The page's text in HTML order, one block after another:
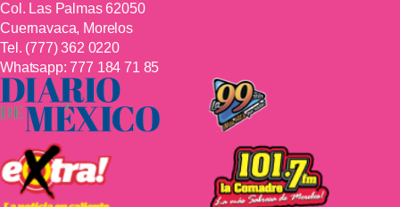
Col. Las Palmas 62050
Cuernavaca, Morelos
Tel. (777) 362 0220
Whatsapp:777 184 71 85